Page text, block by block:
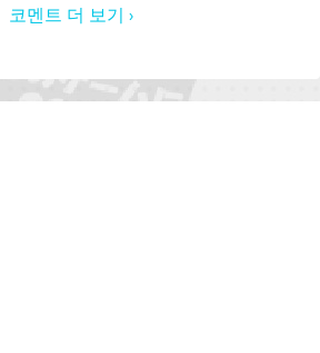
코멘트 더 보기 ›